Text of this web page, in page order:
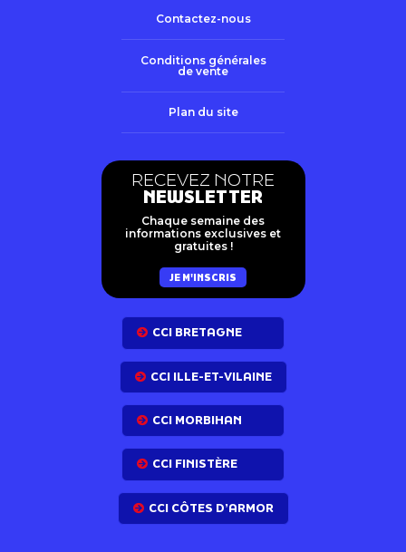
Contactez-nous
Conditions générales
de vente
Plan du site
RECEVEZ NOTRE
NEWSLETTER
Chaque semaine des
informations exclusives et
gratuites !
JE M'INSCRIS
CCI BRETAGNE
CCI ILLE-ET-VILAINE
CCI MORBIHAN
CCI FINISTÈRE
CCI CÔTES D’ARMOR